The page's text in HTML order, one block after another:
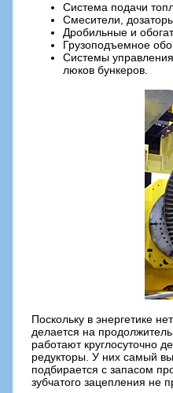
Система подачи
Смесители,
Дробильные и
Грузоподъемное
Системы
люков бункеров.
Поскольку в энергетике
делается на
работают круглосуточно
редукторы. У них самый
подбирается с запасом
зубчатого зацепления не